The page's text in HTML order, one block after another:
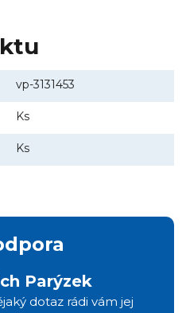
vp-3131453
Ks
Ks
Parýzek
dotaz rádi vám jej